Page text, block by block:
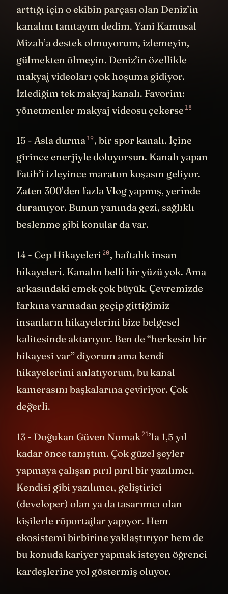
arttığı için o ekibin parçası olan Deniz’in
kanalını tanıtayım dedim. Yani Kamusal
Mizah’a destek olmuyorum, izlemeyin,
gülmekten ölmeyin. Deniz’in özellikle
makyaj videoları çok hoşuma gidiyor.
İzlediğim tek makyaj kanalı. Favorim:
yönetmenler makyaj videosu çekerse 18
15 - Asla durma19, bir spor kanalı. İçine
girince enerjiyle doluyorsun. Kanalı yapan
Fatih’i izleyince maraton koşasın geliyor.
Zaten 300’den fazla Vlog yapmış, yerinde
duramıyor. Bunun yanında gezi, sağlıklı
beslenme gibi konular da var.
14 - Cep Hikayeleri 20, haftalık insan
hikayeleri. Kanalın belli bir yüzü yok. Ama
arkasındaki emek çok büyük. Çevremizde
farkına varmadan geçip gittiğimiz
insanların hikayelerini bize belgesel
kalitesinde aktarıyor. Ben de “herkesin bir
hikayesi var” diyorum ama kendi
hikayelerimi anlatıyorum, bu kanal
kamerasını başkalarına çeviriyor. Çok
değerli.
13 - Doğukan Güven Nomak21’la 1,5 yıl
kadar önce tanıştım. Çok güzel şeyler
yapmaya çalışan pırıl pırıl bir yazılımcı.
Kendisi gibi yazılımcı, geliştirici
(developer) olan ya da tasarımcı olan
kişilerle röportajlar yapıyor. Hem
ekosistemi birbirine yaklaştırıyor hem de
bu konuda kariyer yapmak isteyen öğrenci
kardeşlerine yol göstermiş oluyor.